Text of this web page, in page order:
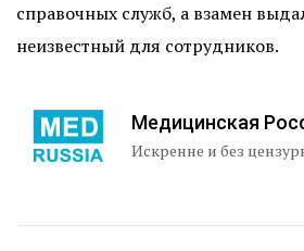
справочных служб, а взамен
неизвестный для сотрудников.
Медицинская
Искренне и без